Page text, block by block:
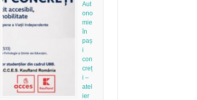
Aut
ono
mie
în
paș
i
con
creț
i –
atel
ier